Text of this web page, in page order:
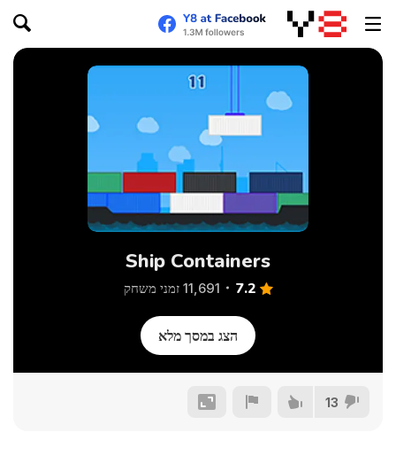
Ship Containers
7.2 11,691 זמני משחק
הצג במסך מלא
13